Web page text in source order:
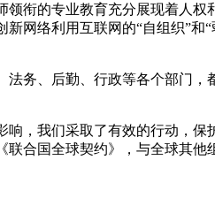
衔的专业教育充分展现着人
网络利用互联网的“自组织”
务、后勤、行政等各个部门
，我们采取了有效的行动，
合国全球契约》，与全球其他